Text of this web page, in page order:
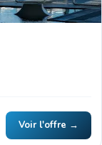
Voir l'offre →